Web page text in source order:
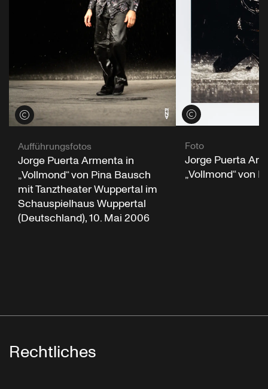
Credits öffnen
Aufführungsfotos
Jorge Puerta Armenta in
„Vollmond“ von Pina Bausch
mit Tanztheater Wuppertal im
Schauspielhaus Wuppertal
(Deutschland), 10. Mai 2006
Credits öffnen
Foto
Jorge Puerta
„Vollmond“ von
Rechtliches